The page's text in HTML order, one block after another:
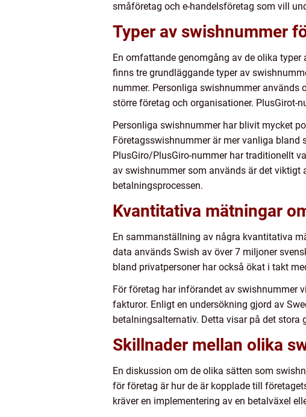
småföretag och e-handelsföretag som vill
Typer av swishnummer
En omfattande genomgång av de olika
finns tre grundläggande typer av
nummer. Personliga swishnummer
större företag och organisationer. PlusGirot-
Personliga swishnummer har blivit mycket
Företagsswishnummer är mer vanliga
PlusGiro/PlusGiro-nummer har traditionellt
av swishnummer som används är det
betalningsprocessen.
Kvantitativa mätningar
En sammanställning av några kvantitativa
data används Swish av över 7 miljoner
bland privatpersoner har också ökat i takt
För företag har införandet av swishnummer
fakturor. Enligt en undersökning gjord av
betalningsalternativ. Detta visar på det
Skillnader mellan olika
En diskussion om de olika sätten som
för företag är hur de är kopplade till
kräver en implementering av en betalväxel